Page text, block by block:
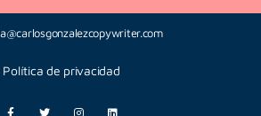
Política de privacidad